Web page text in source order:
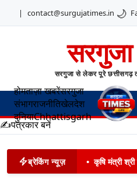
| contact@surgujatimes.in 🌙
सरगुजा से लेकर पूरे
होमताज़ा खबरेंसरगुजा
संभागराजनीतिखेलदेश
दुनियाChhattisgarh
✍️पत्रकार बनें
ब्रेकिंग न्यूज़ • कृषि मंत्री